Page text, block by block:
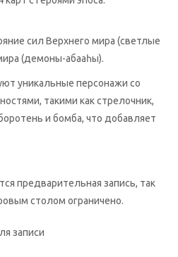
сил Верхнего мира (светлые
(демоны-абааһы).
уникальные персонажи со
такими как стрелочник,
и бомба, что добавляет
предварительная запись, так
столом ограничено.
записи